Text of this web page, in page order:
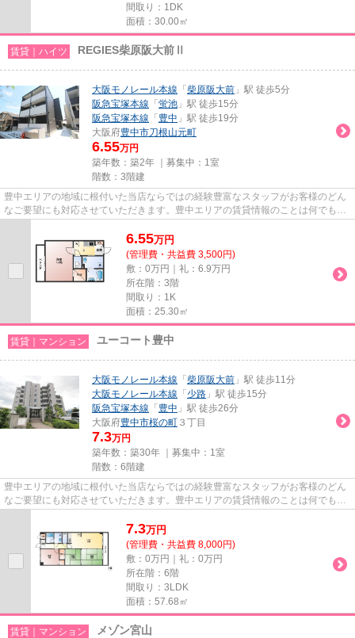
間取り：1DK
面積：30.00㎡
賃貸｜ハイツ REGIES柴原阪大前Ⅱ
大阪モノレール本線 「 柴原阪大前 」駅 徒歩5分
阪急宝塚本線 「 蛍池 」駅 徒歩15分
阪急宝塚本線 「 豊中 」駅 徒歩19分
大阪府豊中市刀根山元町
6.55万円
築年数：築2年 ｜募集中： 1室
階数：3階建
豊中エリアの地域に根付いた当店ならではの経験豊富なスタッフがお客様のどん
なご要望にも対応させていただきます。豊中エリアの賃貸情報のことは何でもお
6.55万円
(管理費・共益費 3,500円)
敷：0万円｜礼：6.9万円
所在階：3階
間取り：1K
面積：25.30㎡
賃貸｜マンション ユーコート豊中
大阪モノレール本線 「 柴原阪大前 」駅 徒歩11分
大阪モノレール本線 「 少路 」駅 徒歩15分
阪急宝塚本線 「 豊中 」駅 徒歩26分
大阪府豊中市桜の町 ３丁目
7.3万円
築年数：築30年 ｜募集中： 1室
階数：6階建
豊中エリアの地域に根付いた当店ならではの経験豊富なスタッフがお客様のどん
なご要望にも対応させていただきます。豊中エリアの賃貸情報のことは何でもお
7.3万円
(管理費・共益費 8,000円)
敷：0万円｜礼：0万円
所在階：6階
間取り：3LDK
面積：57.68㎡
賃貸｜マンション メゾン宮山